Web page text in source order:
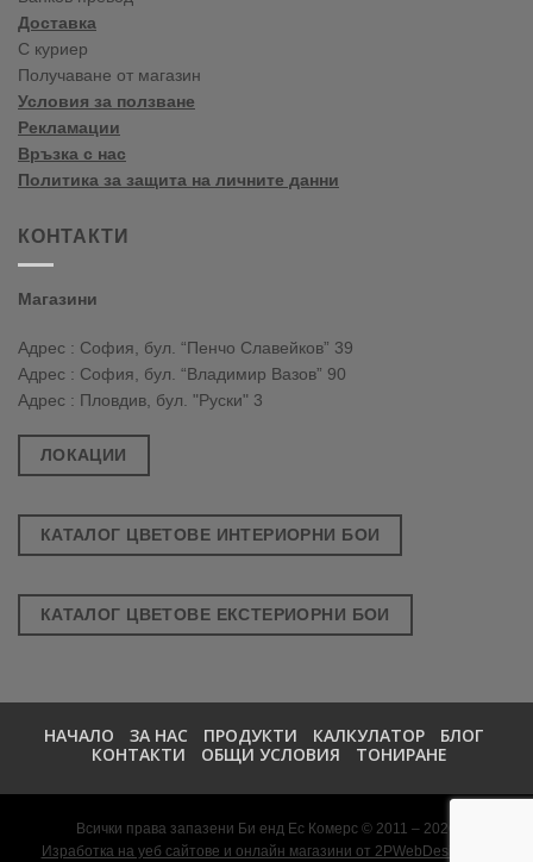
Доставка
С куриер
Получаване от магазин
Условия за ползване
Рекламации
Връзка с нас
Политика за защита на личните данни
КОНТАКТИ
Магазини
Адрес : София, бул. “Пенчо Славейков” 39
Адрес : София, бул. “Владимир Вазов” 90
Адрес : Пловдив, бул. "Руски" 3
ЛОКАЦИИ
КАТАЛОГ ЦВЕТОВЕ ИНТЕРИОРНИ БОИ
КАТАЛОГ ЦВЕТОВЕ ЕКСТЕРИОРНИ БОИ
НАЧАЛО ЗА НАС ПРОДУКТИ КАЛКУЛАТОР
БЛОГ
КОНТАКТИ
ОБЩИ УСЛОВИЯ ТОНИРАНЕ
Всички права запазени Би енд Ес Комерс © 2011 – 2026
Изработка на уеб сайтове и онлайн магазини от 2PWebDesign.net